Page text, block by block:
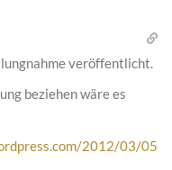
veröffentlicht.
beziehen wäre es
2012/03/05